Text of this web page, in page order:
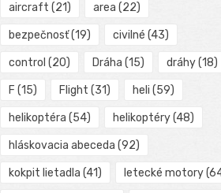
aircraft (21) area (22)
bezpečnosť(19) civilné (43)
control (20) Dráha (15) dráhy(18)
F (15) Flight (31) heli (59)
helikoptéra (54) helikoptéry(48)
hláskovacia abeceda (92)
kokpit lietadla (41) letecké motory